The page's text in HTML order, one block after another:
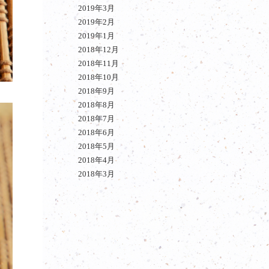
2019年3月
2019年2月
2019年1月
2018年12月
2018年11月
2018年10月
2018年9月
2018年8月
2018年7月
2018年6月
2018年5月
2018年4月
2018年3月